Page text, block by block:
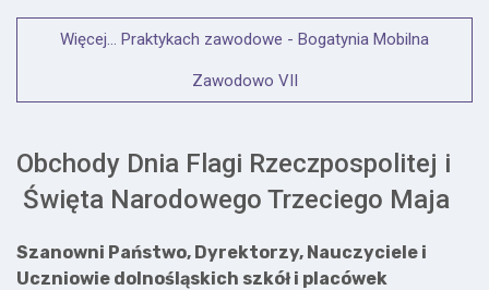
Więcej… Praktykach zawodowe - Bogatynia Mobilna
Zawodowo VII
Obchody Dnia Flagi Rzeczpospolitej i
Święta Narodowego Trzeciego Maja
Szanowni Państwo, Dyrektorzy, Nauczyciele i
Uczniowie dolnośląskich szkół i placówek